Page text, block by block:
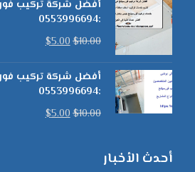
أفضل شركة تركيب
:0553996694
$10.00
$5.00
أفضل شركة تركيب
:0553996694
$10.00
$5.00
أحدث الأخبار